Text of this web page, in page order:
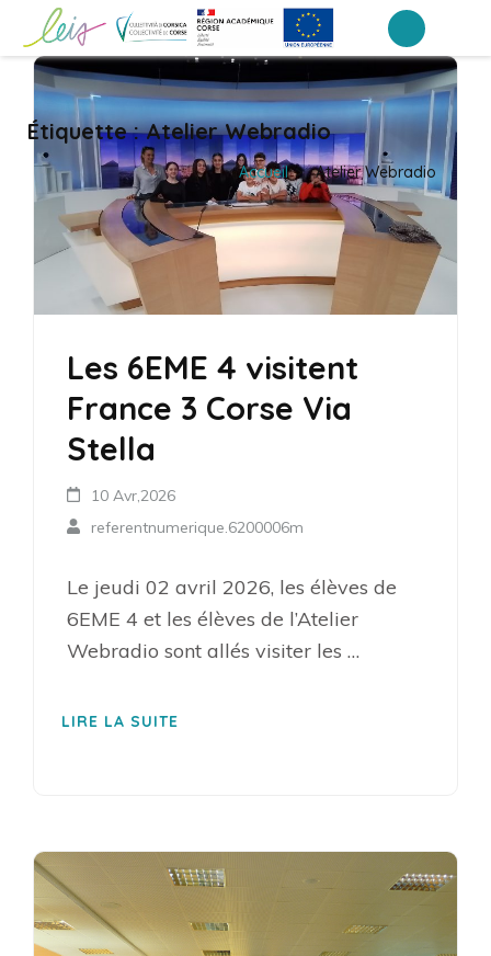
contenu
(Pressez
Entrée)
Collège Arthur Giovoni – Ajaccio
Étiquette :Atelier Webradio
Accueil > Atelier Webradio
Les 6EME 4 visitent
France 3 Corse Via
Stella
10 Avr,2026
referentnumerique.6200006m
Le jeudi 02 avril 2026, les élèves de
6EME 4 et les élèves de l’Atelier
Webradio sont allés visiter les …
LIRE LA SUITE